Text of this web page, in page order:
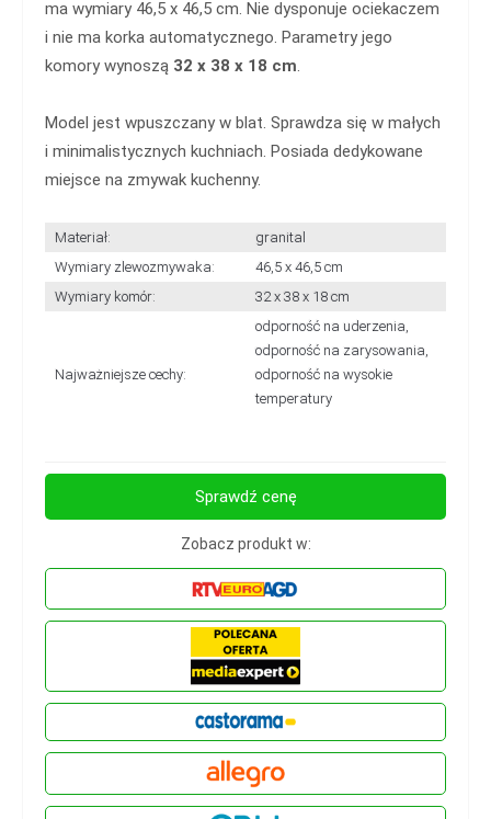
ma wymiary 46,5 x 46,5 cm. Nie dysponuje ociekaczem
i nie ma korka automatycznego. Parametry jego
komory wynoszą 32 x 38 x 18 cm
Model jest wpuszczany w blat. Sprawdza się w małych
i minimalistycznych kuchniach. Posiada dedykowane
miejsce na zmywak kuchenny.
Materiał:
granital
Wymiary zlewozmywaka:
46,5 x 46,5 cm
Wymiary komór:
32 x 38 x 18 cm
Najważniejsze cechy:
odporność na uderzenia,
odporność na zarysowania,
odporność na wysokie
temperatury
Sprawdź cenę
Zobacz produkt w: